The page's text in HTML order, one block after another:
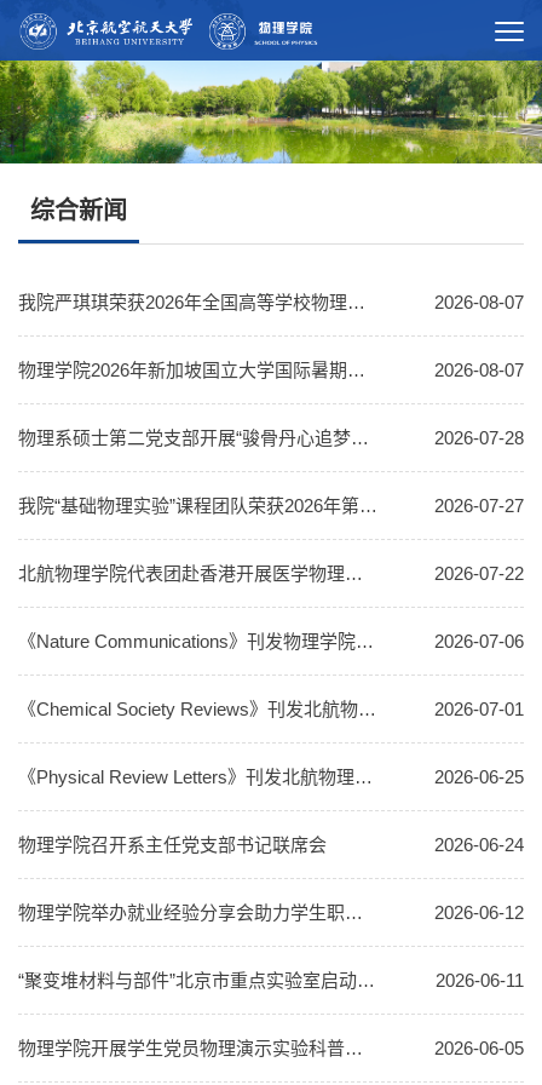
综合新闻
我院严琪琪荣获2026年全国高等学校物理基础课程青年教师讲课比赛（实验课）三等奖 2026-08-07
物理学院2026年新加坡国立大学国际暑期学校举办 2026-08-07
物理系硕士第二党支部开展“骏骨丹心追梦电镜，空天报国筑就重器”主题党日活动 2026-07-28
我院“基础物理实验”课程团队荣获2026年第六届全国高校教师教学创新大赛一等奖 2026-07-27
北航物理学院代表团赴香港开展医学物理合作研讨 2026-07-22
《Nature Communications》刊发物理学院吕广宏教授、周洪波教授团队在材料辐照损伤领域的最新研究成果 2026-07-06
《Chemical Society Reviews》刊发北航物理学院 王诗童副教授、张俊英教授与合作者的质子电池综述成果 2026-07-01
《Physical Review Letters》刊发北航物理学院“阻挫反铁磁体中伊辛超临界磁热效应的发现”研究成果 2026-06-25
物理学院召开系主任党支部书记联席会 2026-06-24
物理学院举办就业经验分享会助力学生职业发展 2026-06-12
“聚变堆材料与部件”北京市重点实验室启动仪式暨学术委员会会议在北航召开 2026-06-11
物理学院开展学生党员物理演示实验科普培训 2026-06-05